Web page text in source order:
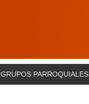
GRUPOS PARROQUIALES